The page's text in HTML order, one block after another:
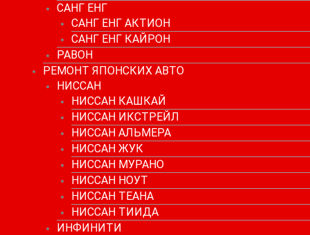
САНГ ЕНГ
САНГ ЕНГ АКТИОН
САНГ ЕНГ КАЙРОН
РАВОН
РЕМОНТ ЯПОНСКИХ АВТО
НИССАН
НИССАН КАШКАЙ
НИССАН ИКСТРЕЙЛ
НИССАН АЛЬМЕРА
НИССАН ЖУК
НИССАН МУРАНО
НИССАН НОУТ
НИССАН ТЕАНА
НИССАН ТИИДА
ИНФИНИТИ